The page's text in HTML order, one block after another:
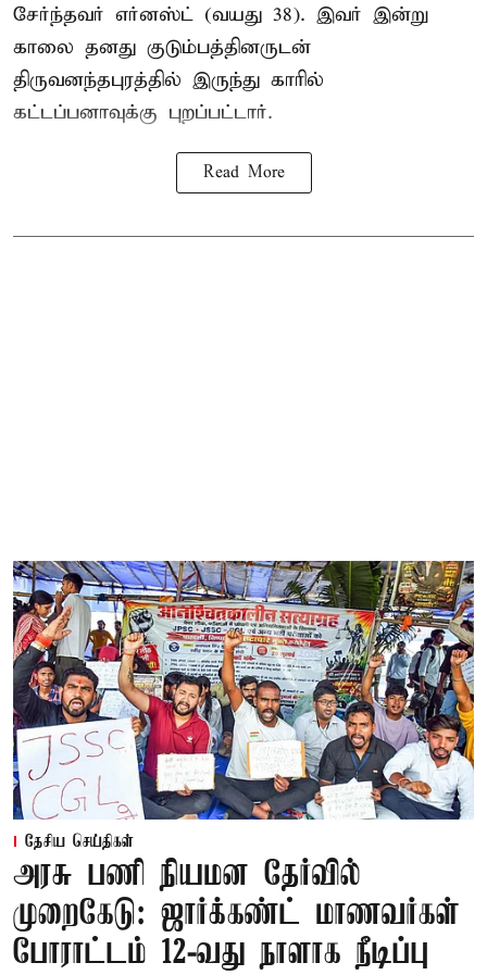
சேர்ந்தவர் எர்னஸ்ட் (வயது 38). இவர் இன்று
காலை தனது குடும்பத்தினருடன்
திருவனந்தபுரத்தில் இருந்து காரில்
கட்டப்பனாவுக்கு புறப்பட்டார்.
Read More
தேசிய செய்திகள்
அரசு பணி நியமன தேர்வில்
முறைகேடு: ஜார்க்கண்ட் மாணவர்கள்
போராட்டம் 12-வது நாளாக நீடிப்பு